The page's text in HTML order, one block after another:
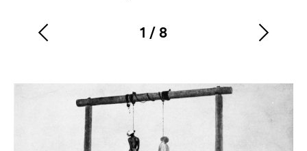
Karussellinhalt
1
von
/ 8
Vorherigen
anzeigen